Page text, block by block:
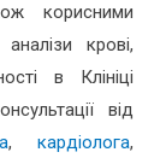
корисними
крові,
в Клініці
від
, кардіолога,